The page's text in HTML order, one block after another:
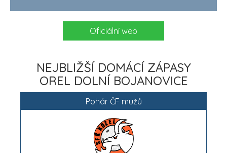
Oficiální web
NEJBLIŽŠÍ DOMÁCÍ ZÁPASY
OREL DOLNÍ BOJANOVICE
Pohár ČF mužů